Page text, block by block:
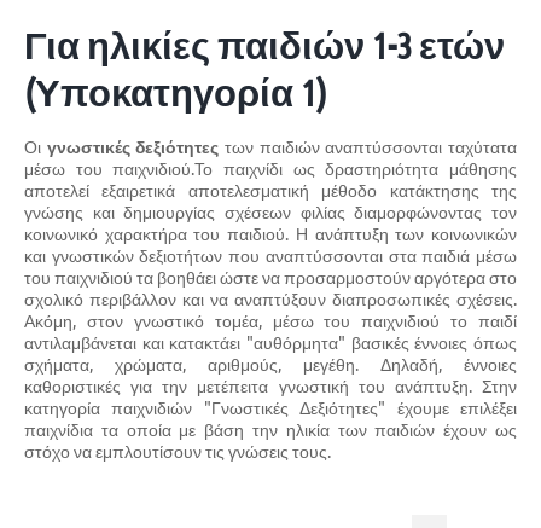
Για ηλικίες παιδιών 1-3 ετών
(Υποκατηγορία 1)
Οι γνωστικές δεξιότητες των παιδιών αναπτύσσονται ταχύτατα
μέσω του παιχνιδιού.Το παιχνίδι ως δραστηριότητα μάθησης
αποτελεί εξαιρετικά αποτελεσματική μέθοδο κατάκτησης της
γνώσης και δημιουργίας σχέσεων φιλίας διαμορφώνοντας τον
κοινωνικό χαρακτήρα του παιδιού. Η ανάπτυξη των κοινωνικών
και γνωστικών δεξιοτήτων που αναπτύσσονται στα παιδιά μέσω
του παιχνιδιού τα βοηθάει ώστε να προσαρμοστούν αργότερα στο
σχολικό περιβάλλον και να αναπτύξουν διαπροσωπικές σχέσεις.
Ακόμη, στον γνωστικό τομέα, μέσω του παιχνιδιού το παιδί
αντιλαμβάνεται και κατακτάει "αυθόρμητα" βασικές έννοιες όπως
σχήματα, χρώματα, αριθμούς, μεγέθη. Δηλαδή, έννοιες
καθοριστικές για την μετέπειτα γνωστική του ανάπτυξη. Στην
κατηγορία παιχνιδιών "Γνωστικές Δεξιότητες" έχουμε επιλέξει
παιχνίδια τα οποία με βάση την ηλικία των παιδιών έχουν ως
στόχο να εμπλουτίσουν τις γνώσεις τους.